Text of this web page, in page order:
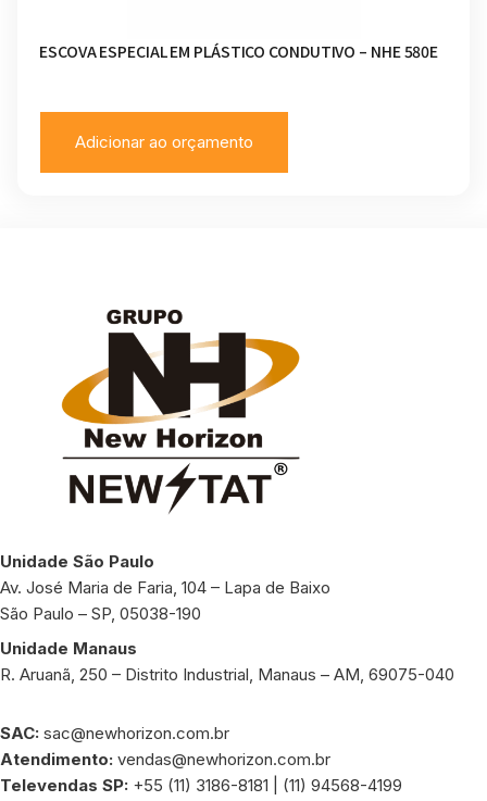
ESCOVA ESPECIAL EM PLÁSTICO CONDUTIVO – NHE 580E
Adicionar ao orçamento
Unidade São Paulo
Av. José Maria de Faria, 104 – Lapa de Baixo
São Paulo – SP, 05038-190
Unidade Manaus
R. Aruanã, 250 – Distrito Industrial, Manaus – AM, 69075-040
SAC: sac@newhorizon.com.br
Atendimento: vendas@newhorizon.com.br
Televendas SP: +55 (11) 3186-8181 | (11) 94568-4199